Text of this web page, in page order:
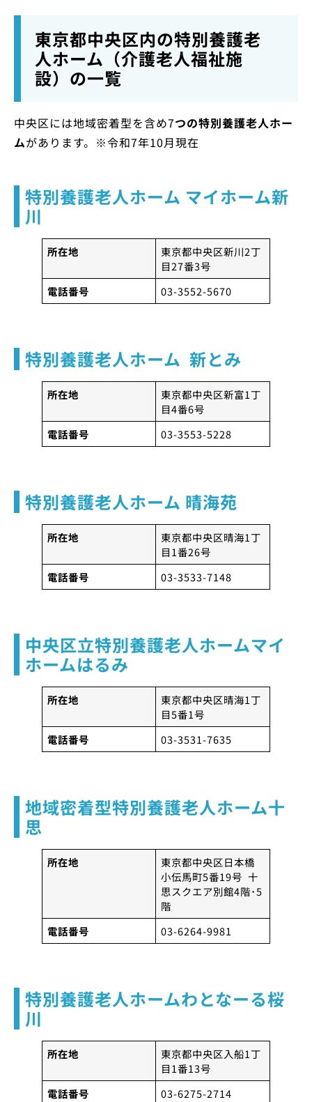
東京都中央区内の特別養護老
人ホーム（介護老人福祉施
設）の一覧
中央区には地域密着型を含め7つの特別養護老人ホー
ムがあります。※令和7年10月現在
特別養護老人ホーム マイホーム新
川
所在地
東京都中央区新川2丁
目27番3号
電話番号
03-3552-5670
特別養護老人ホーム 新とみ
所在地
東京都中央区新富1丁
目4番6号
電話番号
03-3553-5228
特別養護老人ホーム 晴海苑
所在地
東京都中央区晴海1丁
目1番26号
電話番号
03-3533-7148
中央区立特別養護老人ホームマイ
ホームはるみ
所在地
東京都中央区晴海1丁
目5番1号
電話番号
03-3531-7635
地域密着型特別養護老人ホーム十
思
所在地
東京都中央区日本橋
小伝馬町5番19号 十
思スクエア別館4階･5
階
電話番号
03-6264-9981
特別養護老人ホームわとなーる桜
川
所在地
東京都中央区入船1丁
目1番13号
電話番号
03-6275-2714